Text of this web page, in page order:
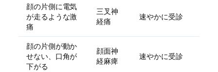
顔の片側に電気
が走るような激
痛
三叉神
経痛
速やかに受診
顔の片側が動か
せない、口角が
下がる
顔面神
経麻痺
速やかに受診